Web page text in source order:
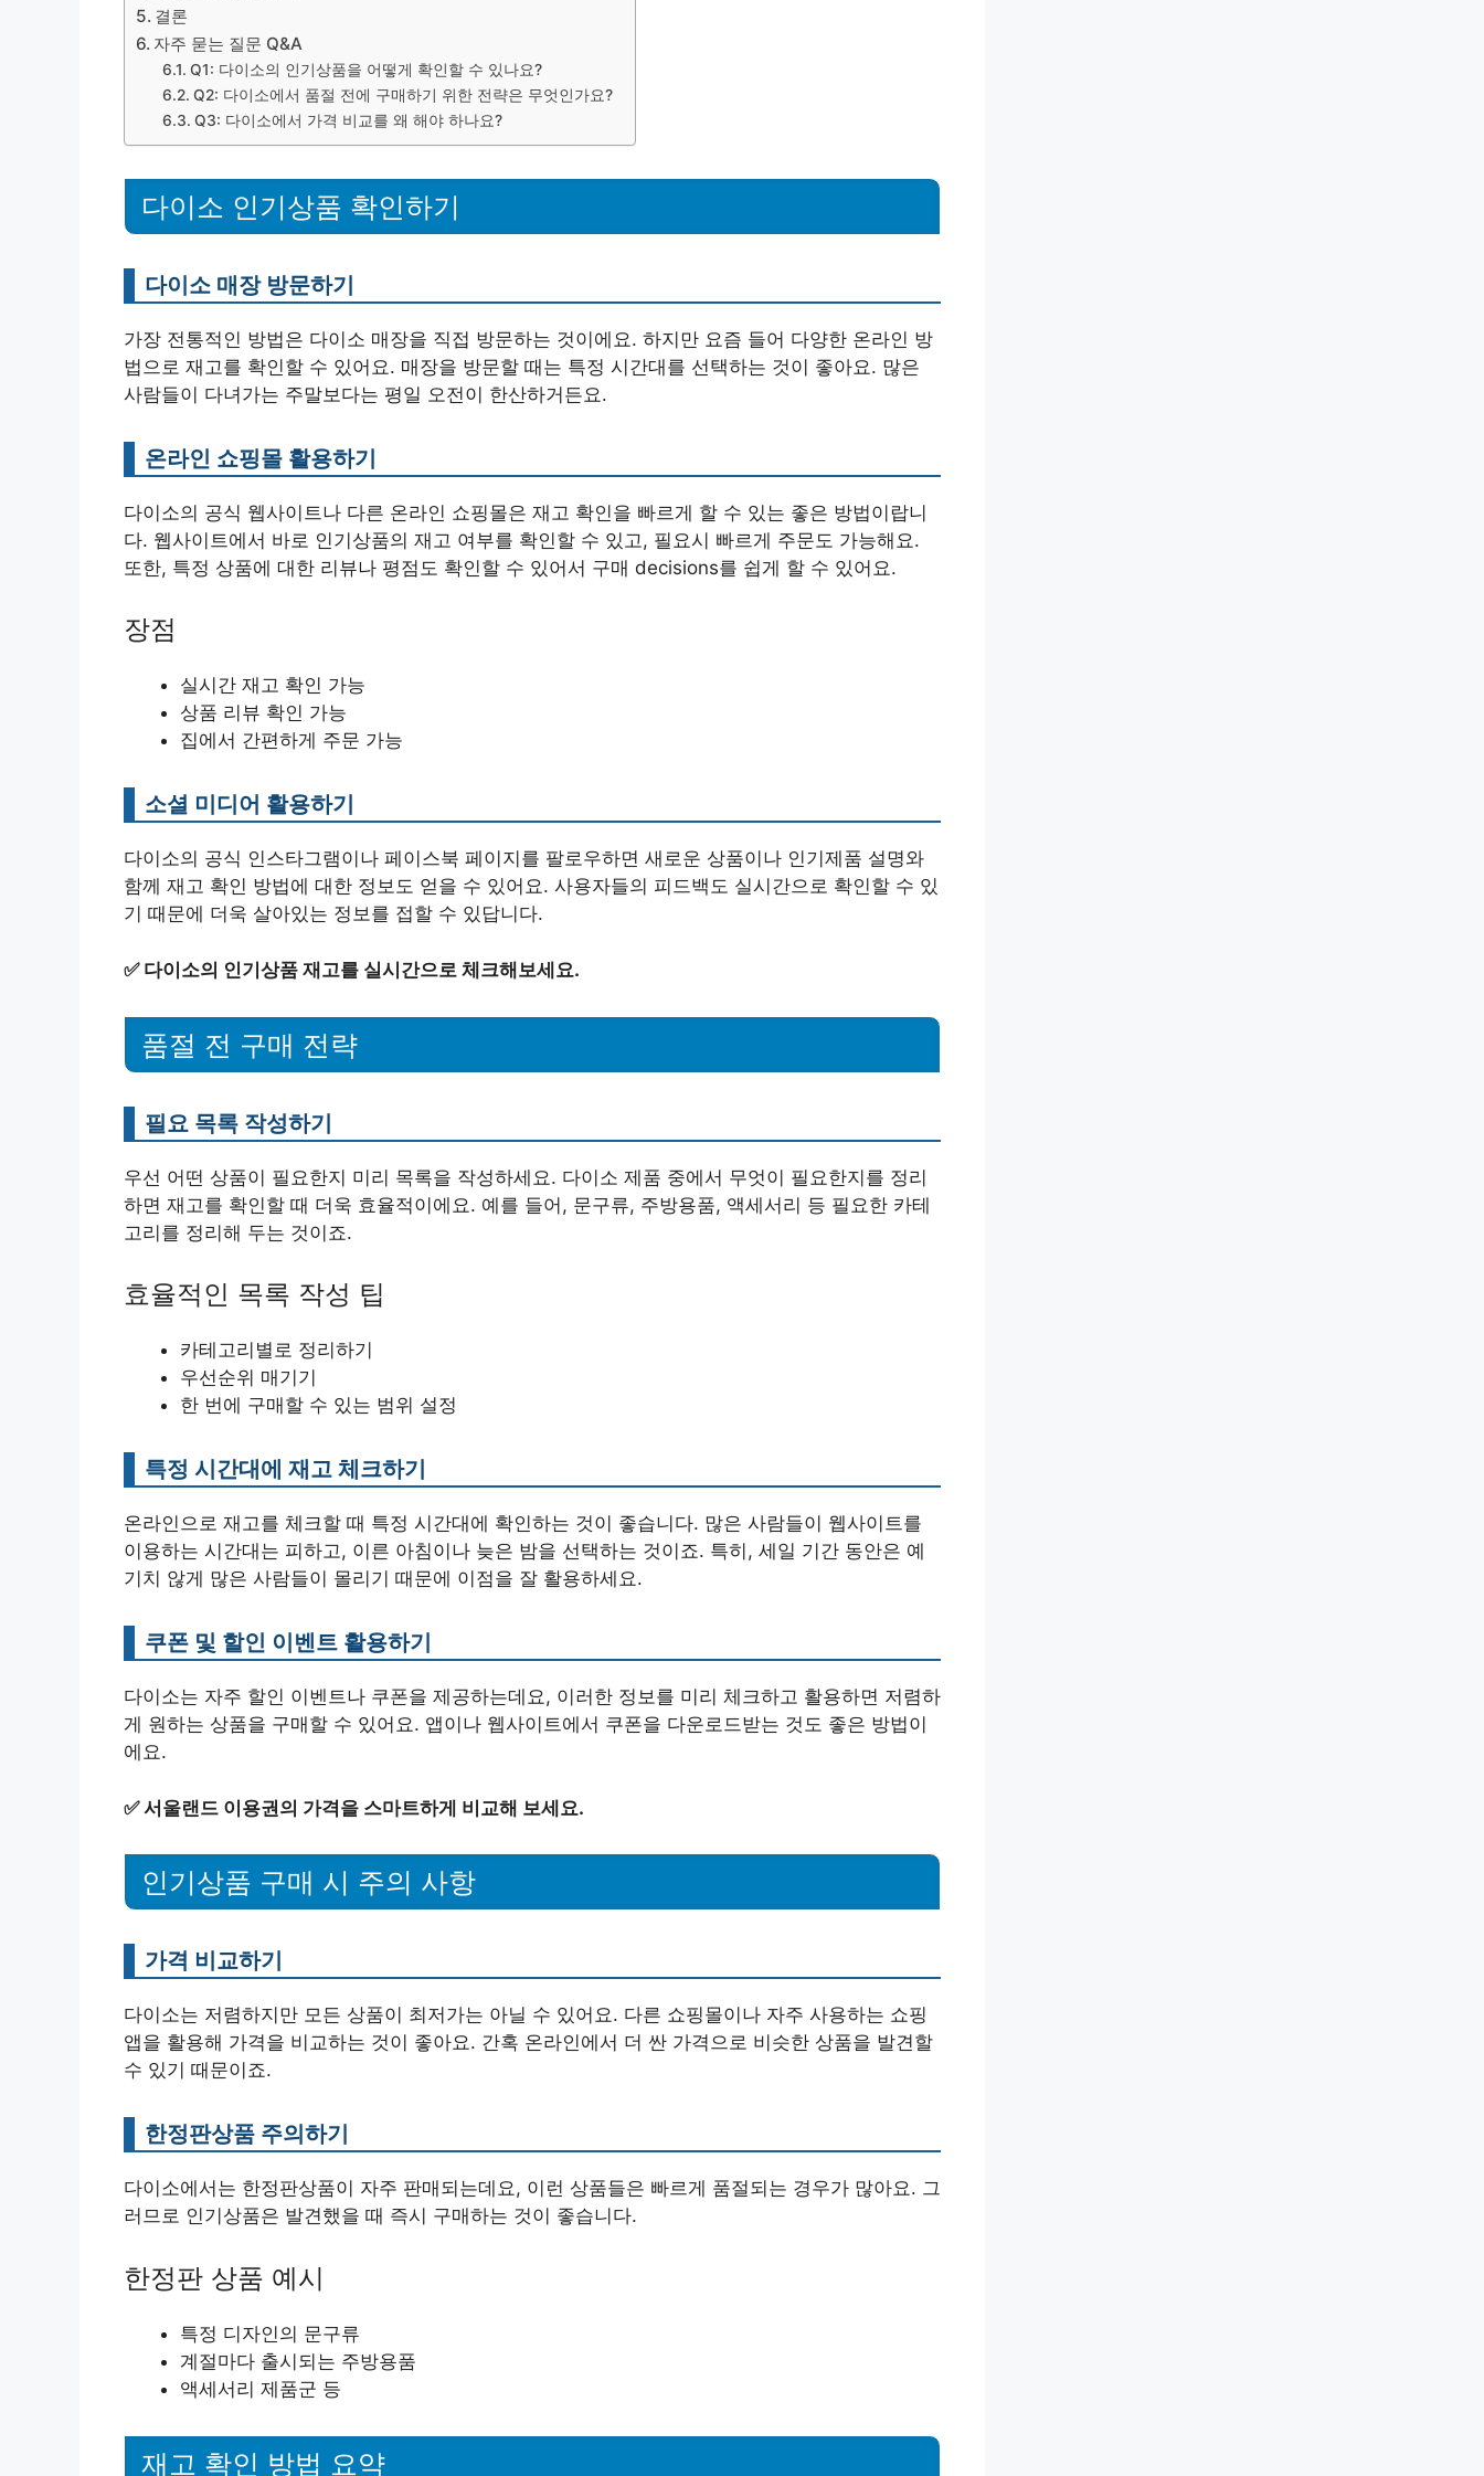
결론
자주 묻는 질문 Q&A
Q1: 다이소의 인기상품을 어떻게 확인할 수 있나요?
Q2: 다이소에서 품절 전에 구매하기 위한 전략은 무엇인가요?
Q3: 다이소에서 가격 비교를 왜 해야 하나요?
다이소 인기상품 확인하기
다이소 매장 방문하기
가장 전통적인 방법은 다이소 매장을 직접 방문하는 것이에요. 하지만 요즘 들어 다양한 온라인 방
법으로 재고를 확인할 수 있어요. 매장을 방문할 때는 특정 시간대를 선택하는 것이 좋아요. 많은
사람들이 다녀가는 주말보다는 평일 오전이 한산하거든요.
온라인 쇼핑몰 활용하기
다이소의 공식 웹사이트나 다른 온라인 쇼핑몰은 재고 확인을 빠르게 할 수 있는 좋은 방법이랍니
다. 웹사이트에서 바로 인기상품의 재고 여부를 확인할 수 있고, 필요시 빠르게 주문도 가능해요.
또한, 특정 상품에 대한 리뷰나 평점도 확인할 수 있어서 구매 decisions를 쉽게 할 수 있어요.
장점
실시간 재고 확인 가능
상품 리뷰 확인 가능
집에서 간편하게 주문 가능
소셜 미디어 활용하기
다이소의 공식 인스타그램이나 페이스북 페이지를 팔로우하면 새로운 상품이나 인기제품 설명와
함께 재고 확인 방법에 대한 정보도 얻을 수 있어요. 사용자들의 피드백도 실시간으로 확인할 수 있
기 때문에 더욱 살아있는 정보를 접할 수 있답니다.
✅ 다이소의 인기상품 재고를 실시간으로 체크해보세요.
품절 전 구매 전략
필요 목록 작성하기
우선 어떤 상품이 필요한지 미리 목록을 작성하세요. 다이소 제품 중에서 무엇이 필요한지를 정리
하면 재고를 확인할 때 더욱 효율적이에요. 예를 들어, 문구류, 주방용품, 액세서리 등 필요한 카테
고리를 정리해 두는 것이죠.
효율적인 목록 작성 팁
카테고리별로 정리하기
우선순위 매기기
한 번에 구매할 수 있는 범위 설정
특정 시간대에 재고 체크하기
온라인으로 재고를 체크할 때 특정 시간대에 확인하는 것이 좋습니다. 많은 사람들이 웹사이트를
이용하는 시간대는 피하고, 이른 아침이나 늦은 밤을 선택하는 것이죠. 특히, 세일 기간 동안은 예
기치 않게 많은 사람들이 몰리기 때문에 이점을 잘 활용하세요.
쿠폰 및 할인 이벤트 활용하기
다이소는 자주 할인 이벤트나 쿠폰을 제공하는데요, 이러한 정보를 미리 체크하고 활용하면 저렴하
게 원하는 상품을 구매할 수 있어요. 앱이나 웹사이트에서 쿠폰을 다운로드받는 것도 좋은 방법이
에요.
✅서울랜드 이용권의 가격을 스마트하게 비교해 보세요.
인기상품 구매 시 주의 사항
가격 비교하기
다이소는 저렴하지만 모든 상품이 최저가는 아닐 수 있어요. 다른 쇼핑몰이나 자주 사용하는 쇼핑
앱을 활용해 가격을 비교하는 것이 좋아요. 간혹 온라인에서 더 싼 가격으로 비슷한 상품을 발견할
수 있기 때문이죠.
한정판상품 주의하기
다이소에서는 한정판상품이 자주 판매되는데요, 이런 상품들은 빠르게 품절되는 경우가 많아요. 그
러므로 인기상품은 발견했을 때 즉시 구매하는 것이 좋습니다.
한정판 상품 예시
특정 디자인의 문구류
계절마다 출시되는 주방용품
액세서리 제품군 등
재고 확인 방법 요약